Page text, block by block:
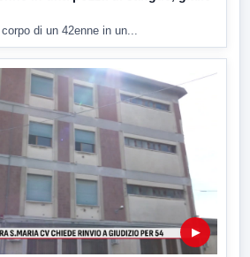
di un 42enne in un...
▶